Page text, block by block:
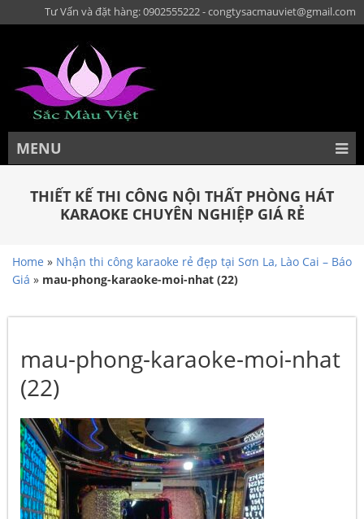
Tư Vấn và đặt hàng: 0902555222 - congtysacmauviet@gmail.com
MENU
THIẾT KẾ THI CÔNG NỘI THẤT PHÒNG HÁT
KARAOKE CHUYÊN NGHIỆP GIÁ RẺ
Home » Nhận thi công karaoke rẻ đẹp tại Sơn La, Lào Cai – Báo
Giá » mau-phong-karaoke-moi-nhat (22)
mau-phong-karaoke-moi-nhat
(22)